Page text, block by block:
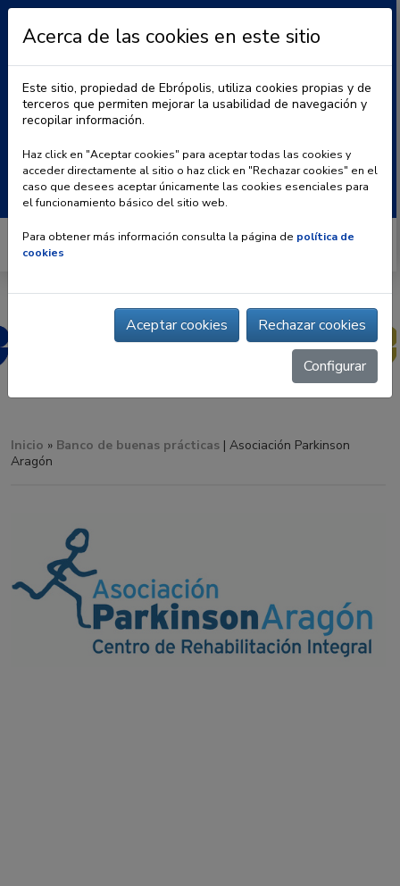
BLOG | CONTACTO
Buscar:
Inicio » Banco de buenas prácticas | Asociación Parkinson
Aragón
Acerca de las cookies en este sitio
Este sitio, propiedad de Ebrópolis, utiliza cookies propias y de
terceros que permiten mejorar la usabilidad de navegación y
recopilar información.
Haz click en "Aceptar cookies" para aceptar todas las cookies y
acceder directamente al sitio o haz click en "Rechazar cookies" en el
caso que desees aceptar únicamente las cookies esenciales para
el funcionamiento básico del sitio web.
Para obtener más información consulta la página de política de
cookies
Aceptar cookies Rechazar cookies
Configurar